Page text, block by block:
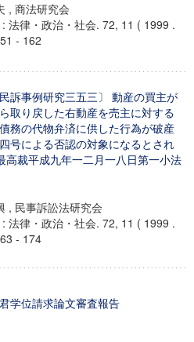
, 商法研究会
法律・政治・社会. 72, 11 ( 1999 .
- 162
民訴事例研究三五三〕 動産の買主が
取り戻した右動産を売主に対する
務の代物弁済に供した行為が破産
号による否認の対象になるとされ
高裁平成九年一二月一八日第一小法
, 民事訴訟法研究会
法律・政治・社会. 72, 11 ( 1999 .
- 174
学位請求論文審査報告